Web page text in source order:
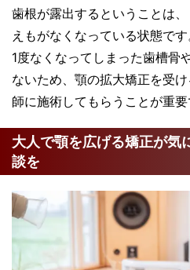
歯根が露出するということは
えもがなくなっている状態です
1度なくなってしまった歯槽骨
ないため、顎の拡大矯正を受
師に施術してもらうことが重要
大人で顎を広げる矯正が気
談を